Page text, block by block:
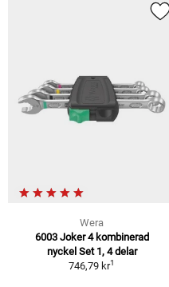
Wera
6003 Joker 4 kombinerad
nyckel Set 1, 4 delar
746,79 kr1